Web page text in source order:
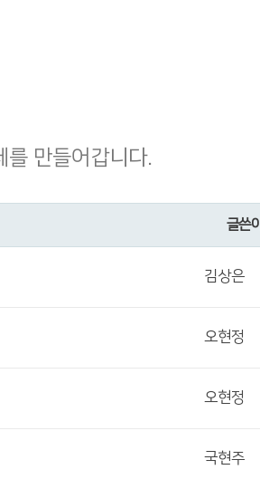
를 만들어갑니다.
글쓴이
김상은
오현정
오현정
국현주